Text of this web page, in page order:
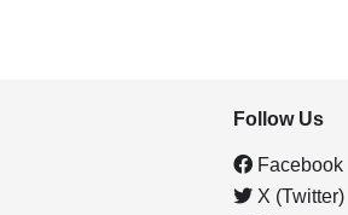
Follow Us
Facebook
X (Twitter)